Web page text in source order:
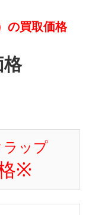
の買取価格
格
ップ
※